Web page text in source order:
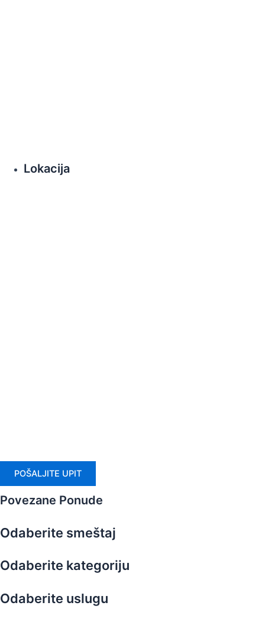
Lokacija
POŠALJITE UPIT
Povezane Ponude
Odaberite smeštaj
Odaberite kategoriju
Odaberite uslugu